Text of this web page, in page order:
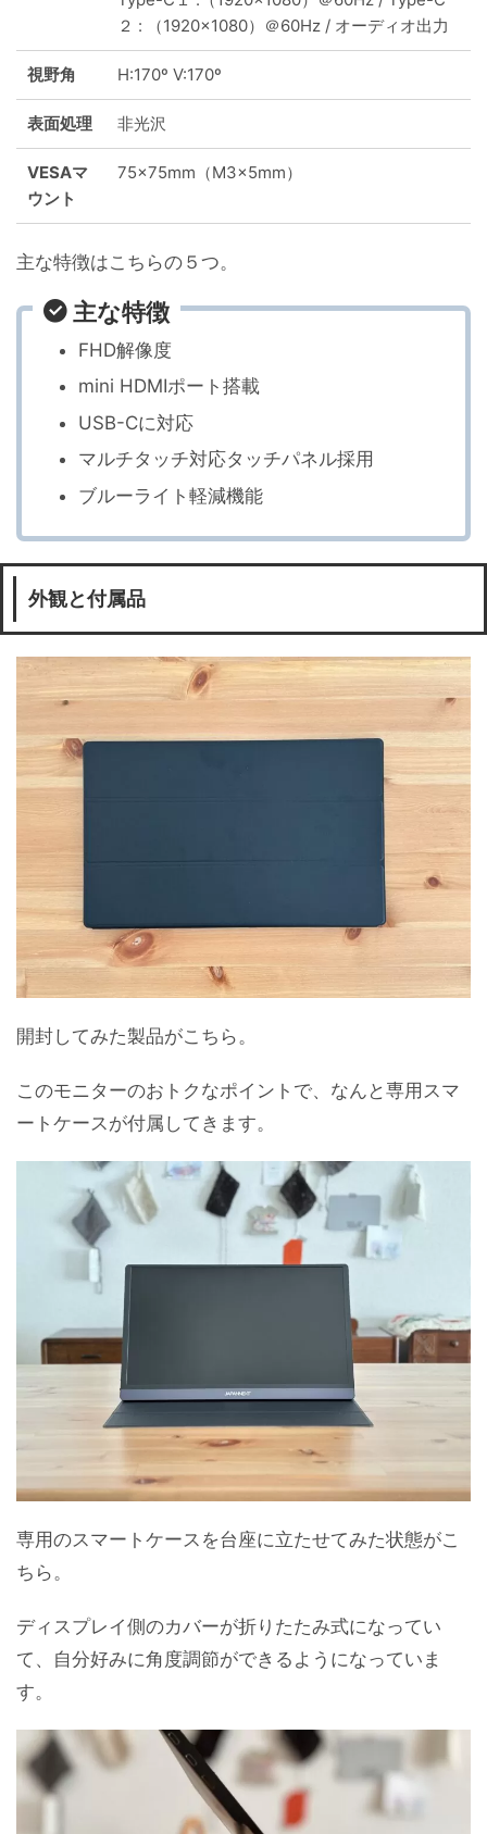
２ : （1920x1080）＠60Hz / オーディオ出力
視野角 H:170º V:170º
表面処理 非光沢
VESAマ
ウント
75x75mm（M3x5mm）
主な特徴はこちらの５つ。
主な特徴
FHD解像度
mini HDMIポート搭載
USB-Cに対応
マルチタッチ対応タッチパネル採用
ブルーライト軽減機能
外観と付属品
開封してみた製品がこちら。
このモニターのおトクなポイントで、なんと専用スマ
ートケースが付属してきます。
専用のスマートケースを台座に立たせてみた状態がこ
ちら。
ディスプレイ側のカバーが折りたたみ式になってい
て、自分好みに角度調節ができるようになっていま
す。